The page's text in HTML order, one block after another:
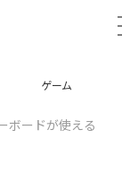
ゲーム
ボードが使える